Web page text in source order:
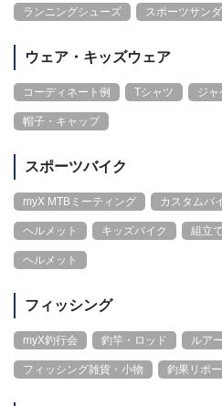
ランニングシューズ スポーツサン
ウェア・キッズウェア
コーディネート例 Tシャツ ジャ
帽子・キャップ
スポーツバイク
myX MTBミーティング カスタムバ
ヘルメット キッズバイク 組立
ヘルメット
フィッシング
myX釣行会 釣竿・ロッド ルア
フィッシング雑貨・小物 釣果リポー